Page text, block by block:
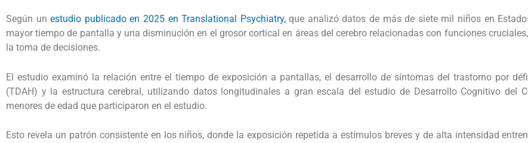
Según unestudio publicado en 2025 en Translational Psychiatry,que analizó datos de más de siete mil niños en
mayor tiempo de pantalla y una disminución en el grosor cortical en áreas del cerebro relacionadas con funciones
la toma de decisiones.
El estudio examinó la relación entre el tiempo de exposición a pantallas, el desarrollo de síntomas del trastorno por
(TDAH) y la estructura cerebral, utilizando datos longitudinales a gran escala del estudio de Desarrollo Cognitivo del
menores de edad que participaron en el estudio.
Esto revela un patrón consistente en los niños, donde la exposición repetida a estímulos breves y de alta intensidad